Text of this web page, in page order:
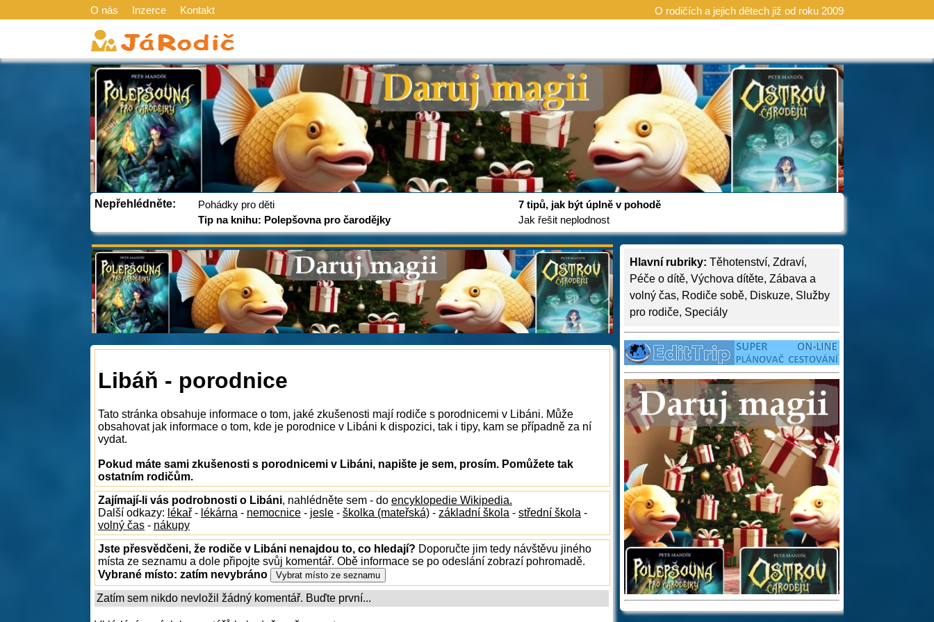
O nás Inzerce Kontakt O rodičích a jejich dětech již od roku 2009
Nepřehlédněte:
Pohádky pro děti
Tip na knihu: Polepšovna pro čarodějky
7 tipů, jak být úplně v pohodě
Jak řešit neplodnost
Hlavní rubriky: Těhotenství, Zdraví,
Péče o dítě, Výchova dítěte, Zábava a
volný čas, Rodiče sobě, Diskuze, Služby
pro rodiče, Speciály
Libáň - porodnice
Tato stránka obsahuje informace o tom, jaké zkušenosti mají rodiče s porodnicemi v Libáni. Může
obsahovat jak informace o tom, kde je porodnice v Libáni k dispozici, tak i tipy, kam se případně za ní
vydat.
Pokud máte sami zkušenosti s porodnicemi v Libáni, napište je sem, prosím. Pomůžete tak
ostatním rodičům.
Zajímají-li vás podrobnosti o Libáni, nahlédněte sem - do encyklopedie Wikipedia.
Další odkazy: lékař - lékárna - nemocnice - jesle - školka (mateřská) - základní škola - střední škola -
volný čas - nákupy
Jste přesvědčeni, že rodiče v Libáni nenajdou to, co hledají? Doporučte jim tedy návštěvu jiného
místa ze seznamu a dole připojte svůj komentář. Obě informace se po odeslání zobrazí pohromadě.
Vybrané místo: zatím nevybráno
Zatím sem nikdo nevložil žádný komentář. Buďte první...